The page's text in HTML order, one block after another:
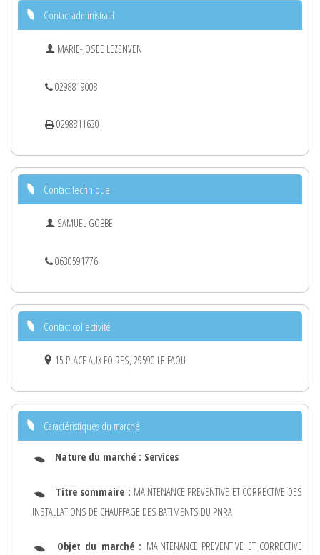
Contact administratif
MARIE-JOSEE LEZENVEN
0298819008
0298811630
Contact technique
SAMUEL GOBBE
0630591776
Contact collectivité
15 PLACE AUX FOIRES, 29590 LE FAOU
Caractéristiques du marché
Nature du marché : Services
Titre sommaire : MAINTENANCE PREVENTIVE ET CORRECTIVE DES
INSTALLATIONS DE CHAUFFAGE DES BATIMENTS DU PNRA
Objet du marché : MAINTENANCE PREVENTIVE ET CORRECTIVE